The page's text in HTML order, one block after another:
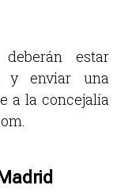
estar
y enviar una
a la concejalía